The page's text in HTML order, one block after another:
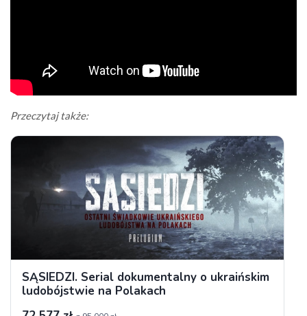
Przeczytaj także: